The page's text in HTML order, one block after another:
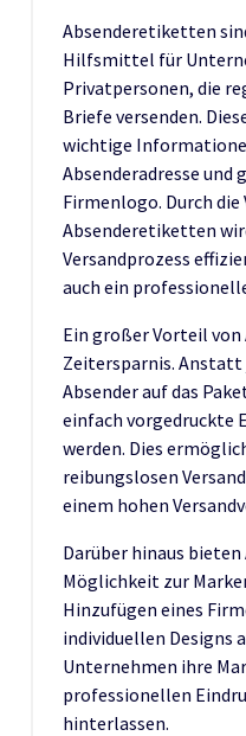
Absenderetiketten
Hilfsmittel für
Privatpersonen, die
Briefe versenden.
wichtige
Absenderadresse und
Firmenlogo. Durch die
Absenderetiketten
Versandprozess
auch ein
Ein großer Vorteil
Zeitersparnis. Anstatt
Absender auf das
einfach vorgedruckte
werden. Dies
reibungslosen
einem hohen
Darüber hinaus
Möglichkeit zur
Hinzufügen eines
individuellen Designs
Unternehmen ihre
professionellen
hinterlassen.